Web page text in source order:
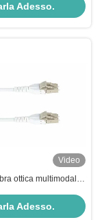
resistenza
e conteggio fibre
Adesso.
Video
ottica multimodale
Uniboot LC/PC e
Adesso.